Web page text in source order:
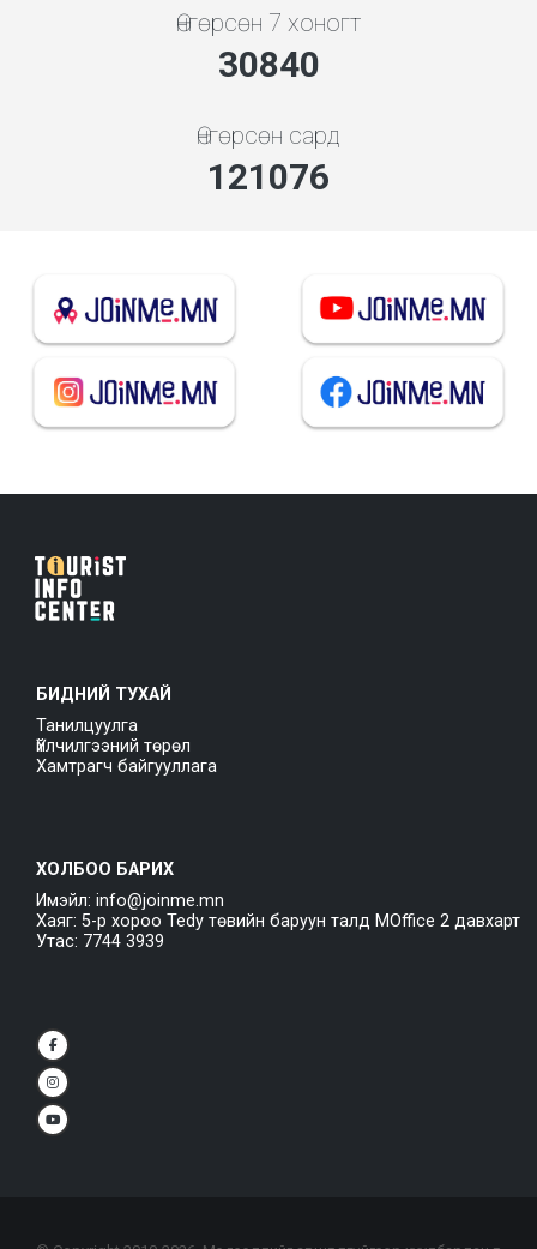
Өнгөрсөн 7 хоногт
35585
Өнгөрсөн сард
139703
БИДНИЙ ТУХАЙ
Танилцуулга
Үйлчилгээний төрөл
Хамтрагч байгууллага
ХОЛБОО БАРИХ
Имэйл: info@joinme.mn
Хаяг: 5-р хороо Tedy төвийн баруун талд MOffice 2 давхарт
Утас: 7744 3939